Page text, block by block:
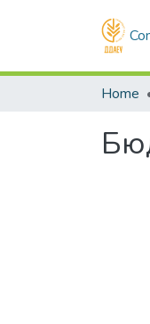
Home